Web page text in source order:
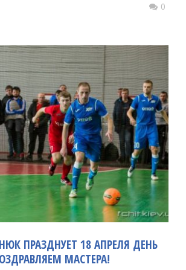
0
ПРАЗДНУЕТ 18 АПРЕЛЯ ДЕНЬ
МАСТЕРА!